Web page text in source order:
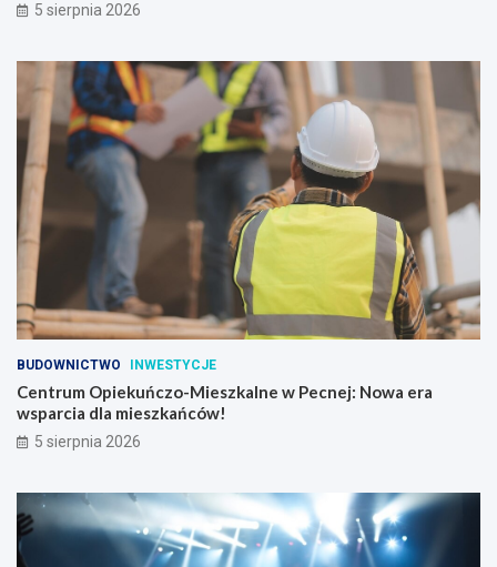
5 sierpnia 2026
BUDOWNICTWO INWESTYCJE
Centrum Opiekuńczo-Mieszkalne w Pecnej: Nowa era
wsparcia dla mieszkańców!
5 sierpnia 2026